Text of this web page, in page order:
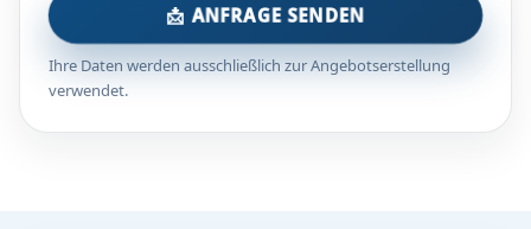
📩 ANFRAGE SENDEN
Ihre Daten werden ausschließlich zur Angebotserstellung
verwendet.